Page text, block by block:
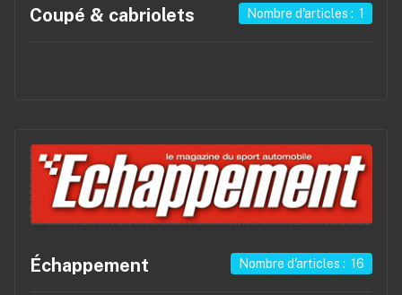
Coupé & cabriolets Nombre d'articles : 1
Échappement Nombre d'articles : 16